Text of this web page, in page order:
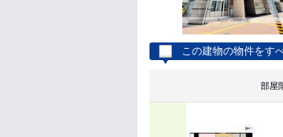
この建物の物件をす
部屋